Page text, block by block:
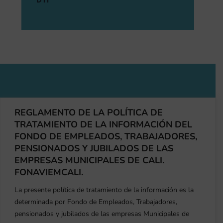
REGLAMENTO DE LA POLÍTICA DE
TRATAMIENTO DE LA INFORMACIÓN DEL
FONDO DE EMPLEADOS, TRABAJADORES,
PENSIONADOS Y JUBILADOS DE LAS
EMPRESAS MUNICIPALES DE CALI.
FONAVIEMCALI.
La presente política de tratamiento de la información es la
determinada por Fondo de Empleados, Trabajadores,
pensionados y jubilados de las empresas Municipales de
¿Tienes Alguna Pregunta?
No dude en comunicarse con nosotros
en cualquier momento.
CONTACTÁCTANOS